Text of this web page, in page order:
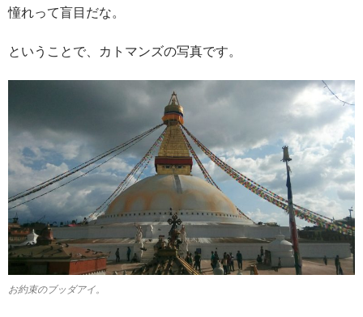
憧れって盲目だな。
ということで、カトマンズの写真です。
お約束のブッダアイ。